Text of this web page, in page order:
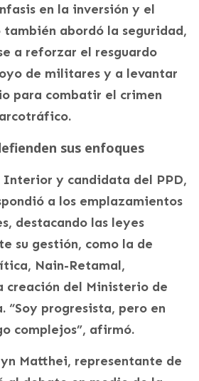
en la inversión y el
abordó la seguridad,
a reforzar el resguardo
de militares y a levantar
para combatir el crimen
sus enfoques
y candidata del PPD,
a los emplazamientos
destacando las leyes
su gestión, como la de
Nain-Retamal,
del Ministerio de
“Soy progresista, pero en
complejos”, afirmó.
Matthei, representante de